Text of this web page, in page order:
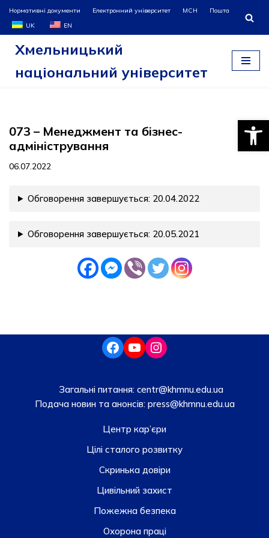
Перейти
до
Нормативні документи Електронний університет МСН
Пошта
UK
EN
Хмельницький
національний університет
073 – Менеджмент та бізнес-
адміністрування
06.07.2022
Обговорення завершується: 20.04.2022
Обговорення завершується: 20.05.2021
Загальні питання: centr@khmnu.edu.ua
Подача новин та анонсів:press@khmnu.edu.ua
Центр кар’єри
Цілі сталого розвитку
Скринька довiри
Цивільний захист
Пожежна безпека
Охорона праці